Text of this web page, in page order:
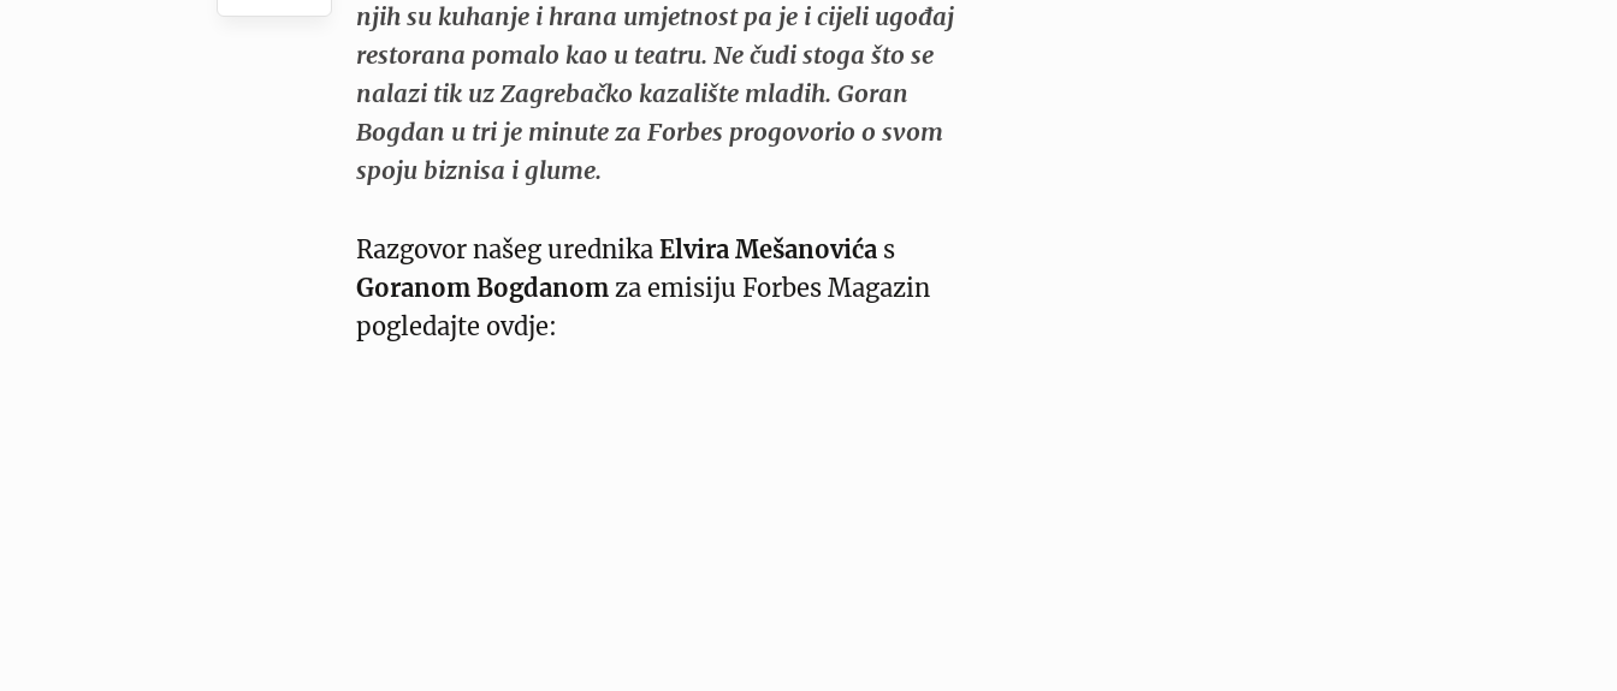
njih su kuhanje i hrana umjetnost pa je i cijeli ugođaj
restorana pomalo kao u teatru. Ne čudi stoga što se
nalazi tik uz Zagrebačko kazalište mladih. Goran
Bogdan u tri je minute za Forbes progovorio o svom
spoju biznisa i glume.
Razgovor našeg urednika Elvira Mešanovića s
Goranom Bogdanom za emisiju Forbes Magazin
pogledajte ovdje: